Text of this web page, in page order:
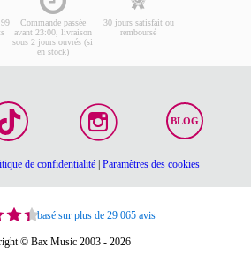
Commande passée
avant 23:00, livraison
sous 2 jours ouvrés (si
en stock)
30 jours satisfait ou
remboursé
BLOG
de confidentialité| Paramètres des cookies
basé sur plus de 29 065 avis
© Bax Music 2003 - 2026